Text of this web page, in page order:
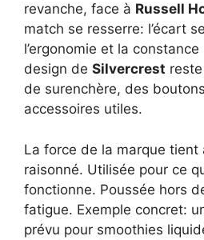
revanche, face à Russell
match se resserre: l’écart
l’ergonomie et la
design de Silvercrest
de surenchère, des
accessoires utiles.
La force de la marque tient
raisonné. Utilisée pour ce
fonctionne. Poussée hors
fatigue. Exemple concret:
prévu pour smoothies